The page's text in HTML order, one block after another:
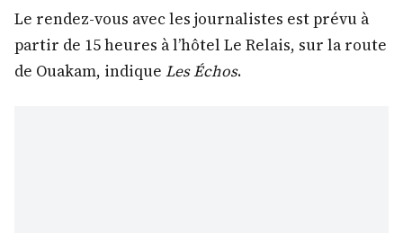
Le rendez-vous avec les journalistes est prévu à
partir de 15 heures à l’hôtel Le Relais, sur la route
de Ouakam, indique Les Échos.